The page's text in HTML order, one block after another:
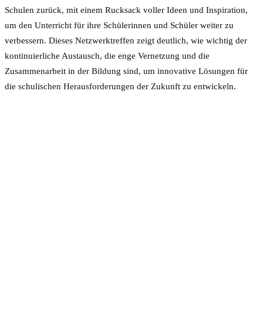
Schulen zurück, mit einem Rucksack voller Ideen und Inspiration,
um den Unterricht für ihre Schülerinnen und Schüler weiter zu
verbessern. Dieses Netzwerktreffen zeigt deutlich, wie wichtig der
kontinuierliche Austausch, die enge Vernetzung und die
Zusammenarbeit in der Bildung sind, um innovative Lösungen für
die schulischen Herausforderungen der Zukunft zu entwickeln.